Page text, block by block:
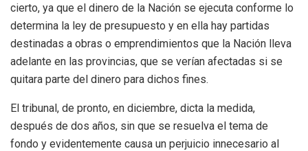
cierto, ya que el dinero de la Nación se ejecuta conforme lo
determina la ley de presupuesto y en ella hay partidas
destinadas a obras o emprendimientos que la Nación lleva
adelante en las provincias, que se verían afectadas si se
quitara parte del dinero para dichos fines.
El tribunal, de pronto, en diciembre, dicta la medida,
después de dos años, sin que se resuelva el tema de
fondo y evidentemente causa un perjuicio innecesario al